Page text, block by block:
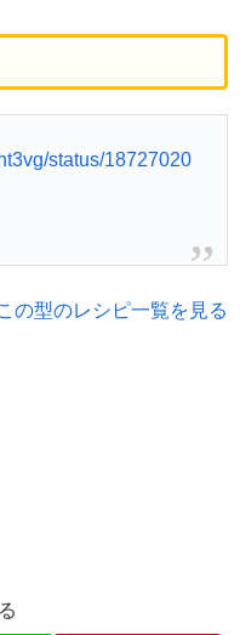
status/18727020
の型のレシピ一覧を見る